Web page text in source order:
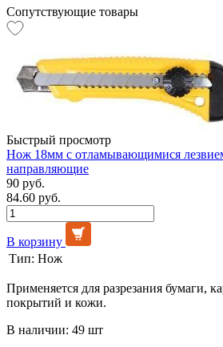
Сопутствующие товары
Быстрый просмотр
Нож 18мм с отламывающимися
направляющие
90 руб.
84.60 руб.
В корзину
Тип: Нож
Применяется для разрезания бумаги,
покрытий и кожи.
В наличии: 49 шт